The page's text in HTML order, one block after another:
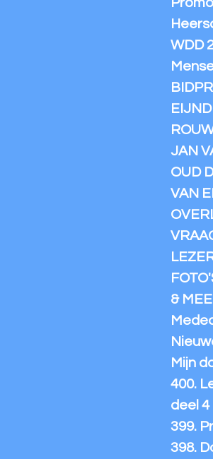
WDD
JAN
OUD
VAN
&
Mijn
400.
deel 4
399.
398.